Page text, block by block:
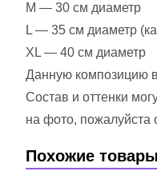
M — 30 см диаметр
L — 35 см диаметр
XL — 40 см диаметр
Данную композицию
Состав и оттенки
на фото, пожалуйста
Похожие товары